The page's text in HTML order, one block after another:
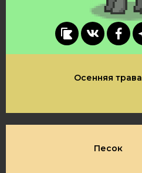
Осенняя трава
Песок